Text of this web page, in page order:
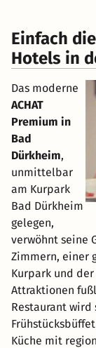
Einfach
Hotels in
Das moderne
ACHAT
Premium in
Bad
Dürkheim,
unmittelbar
am Kurpark
Bad Dürkheim
gelegen,
verwöhnt seine
Zimmern, einer
Kurpark und
Attraktionen
Restaurant wird
Küche mit